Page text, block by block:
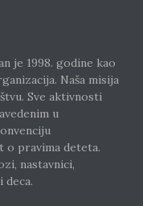
je 1998. godine kao
Naša misija
Sve aktivnosti
u
o pravima deteta.
nastavnici,